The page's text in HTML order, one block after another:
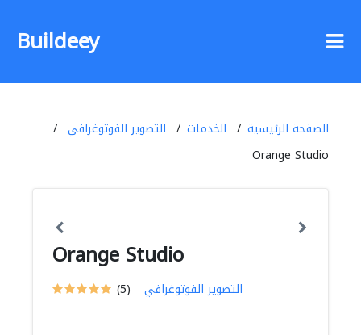
Buildeey
الصفحة الرئيسية الخدمات
التصوير الفوتوغرافي
Orange Studio
Orange Studio
(5) التصوير الفوتوغرافي